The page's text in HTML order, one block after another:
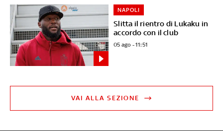
Slitta il rientro di Lukaku in
accordo con il club
NAPOLI
05 ago - 11:51
VAI ALLA SEZIONE